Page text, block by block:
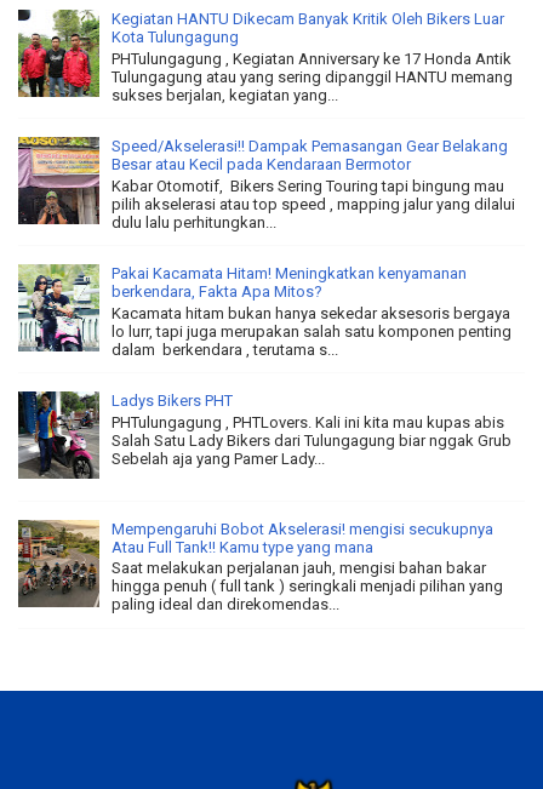
Kegiatan HANTU Dikecam Banyak Kritik Oleh Bikers Luar
Kota Tulungagung
PHTulungagung , Kegiatan Anniversary ke 17 Honda Antik
Tulungagung atau yang sering dipanggil HANTU memang
sukses berjalan, kegiatan yang...
Speed/Akselerasi!! Dampak Pemasangan Gear Belakang
Besar atau Kecil pada Kendaraan Bermotor
Kabar Otomotif, Bikers Sering Touring tapi bingung mau
pilih akselerasi atau top speed , mapping jalur yang dilalui
dulu lalu perhitungkan...
Pakai Kacamata Hitam! Meningkatkan kenyamanan
berkendara, Fakta Apa Mitos?
Kacamata hitam bukan hanya sekedar aksesoris bergaya
lo lurr, tapi juga merupakan salah satu komponen penting
dalam berkendara , terutama s...
Ladys Bikers PHT
PHTulungagung , PHTLovers. Kali ini kita mau kupas abis
Salah Satu Lady Bikers dari Tulungagung biar nggak Grub
Sebelah aja yang Pamer Lady...
Mempengaruhi Bobot Akselerasi! mengisi secukupnya
Atau Full Tank!! Kamu type yang mana
Saat melakukan perjalanan jauh, mengisi bahan bakar
hingga penuh ( full tank ) seringkali menjadi pilihan yang
paling ideal dan direkomendas...